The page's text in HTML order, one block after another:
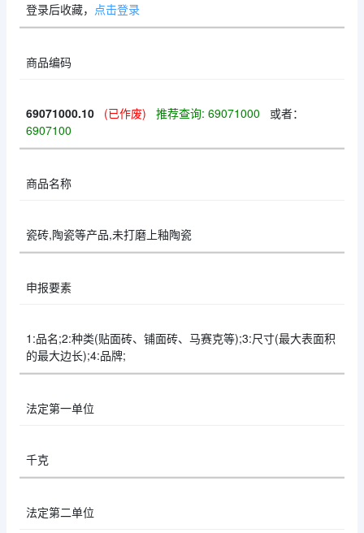
登录后收藏， 点击登录
商品编码
69071000.10 (已作废) 推荐查询: 69071000 或者：
6907100
商品名称
瓷砖,陶瓷等产品,未打磨上釉陶瓷
申报要素
1:品名;2:种类(贴面砖、铺面砖、马赛克等);3:尺寸(最大表面积
的最大边长);4:品牌;
法定第一单位
千克
法定第二单位